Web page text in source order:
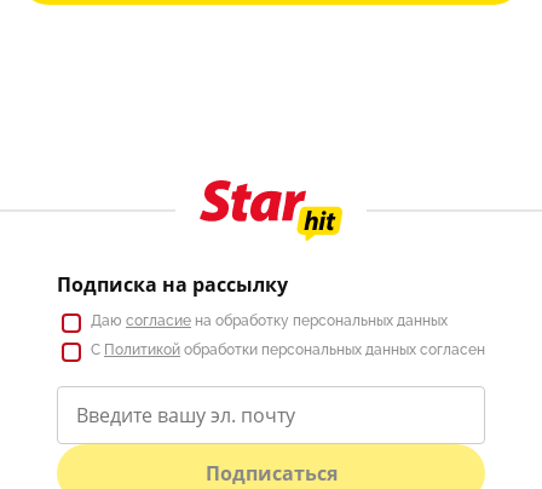
Подписка на рассылку
Даю согласие на обработку персональных данных
С Политикой обработки персональных данных согласен
Подписаться